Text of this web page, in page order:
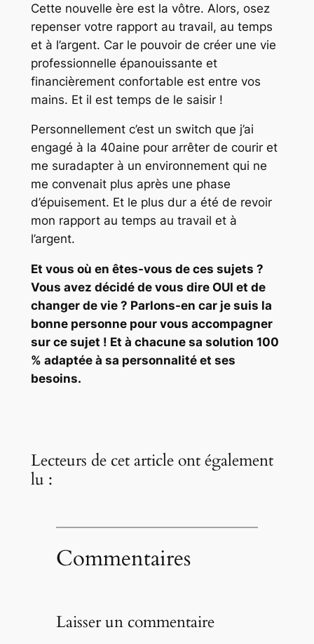
Cette nouvelle ère est la vôtre. Alors, osez
repenser votre rapport au travail, au temps
et à l’argent. Car le pouvoir de créer une vie
professionnelle épanouissante et
financièrement confortable est entre vos
mains. Et il est temps de le saisir !
Personnellement c’est un switch que j’ai
engagé à la 40aine pour arrêter de courir et
me suradapter à un environnement qui ne
me convenait plus après une phase
d’épuisement. Et le plus dur a été de revoir
mon rapport au temps au travail et à
l’argent.
Et vous où en êtes-vous de ces sujets ?
Vous avez décidé de vous dire OUI et de
changer de vie ? Parlons-en car je suis la
bonne personne pour vous accompagner
sur ce sujet ! Et à chacune sa solution 100
% adaptée à sa personnalité et ses
besoins.
Lecteurs de cet article ont également
lu :
Commentaires
Laisser un commentaire